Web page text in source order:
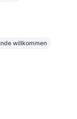
willkommen